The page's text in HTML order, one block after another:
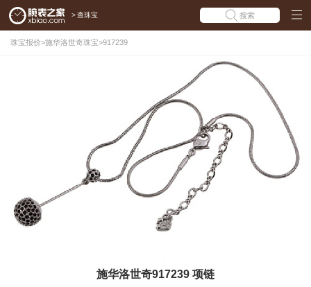
> 查珠宝 搜索
珠宝报价>施华洛世奇珠宝>917239
施华洛世奇917239 项链